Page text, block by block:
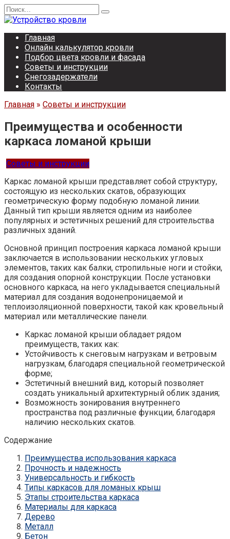
Перейти
к
Search
for:
Главная
Онлайн калькулятор кровли
Подбор цвета кровли и фасада
Советы и инструкции
Снегозадержатели
Контакты
Главная » Советы и инструкции
Преимущества и особенности
каркаса ломаной крыши
Советы и инструкции
Каркас ломаной крыши представляет собой структуру,
состоящую из нескольких скатов, образующих
геометрическую форму подобную ломаной линии.
Данный тип крыши является одним из наиболее
популярных и эстетичных решений для строительства
различных зданий.
Основной принцип построения каркаса ломаной крыши
заключается в использовании нескольких угловых
элементов, таких как балки, стропильные ноги и стойки,
для создания опорной конструкции. После установки
основного каркаса, на него укладывается специальный
материал для создания водонепроницаемой и
теплоизоляционной поверхности, такой как кровельный
материал или металлические панели.
Каркас ломаной крыши обладает рядом
преимуществ, таких как:
Устойчивость к снеговым нагрузкам и ветровым
нагрузкам, благодаря специальной геометрической
форме;
Эстетичный внешний вид, который позволяет
создать уникальный архитектурный облик здания;
Возможность зонирования внутреннего
пространства под различные функции, благодаря
наличию нескольких скатов.
Содержание
Преимущества использования каркаса
Прочность и надежность
Универсальность и гибкость
Типы каркасов для ломаных крыш
Этапы строительства каркаса
Материалы для каркаса
Дерево
Металл
Бетон